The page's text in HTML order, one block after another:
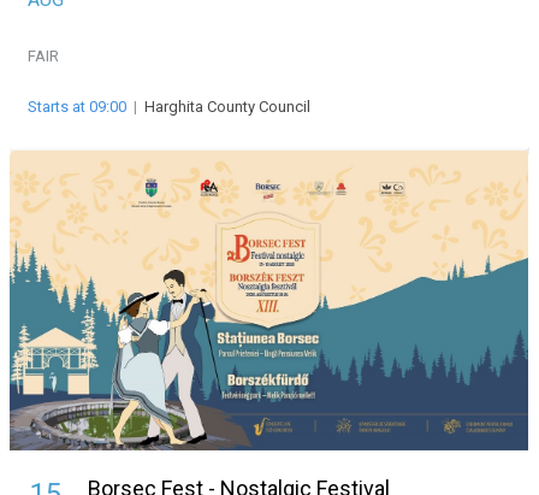
FAIR
Starts at 09:00 | Harghita County Council
Borsec Fest - Nostalgic Festival